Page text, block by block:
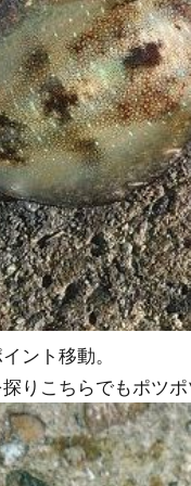
ント移動。
りこちらでもポツ